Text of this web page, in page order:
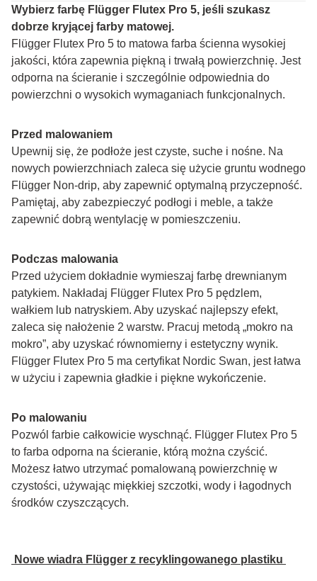
Wybierz farbę Flügger Flutex Pro 5, jeśli szukasz
dobrze kryjącej farby matowej.
Flügger Flutex Pro 5 to matowa farba ścienna wysokiej
jakości, która zapewnia piękną i trwałą powierzchnię. Jest
odporna na ścieranie i szczególnie odpowiednia do
powierzchni o wysokich wymaganiach funkcjonalnych.
Przed malowaniem
Upewnij się, że podłoże jest czyste, suche i nośne. Na
nowych powierzchniach zaleca się użycie gruntu wodnego
Flügger Non-drip, aby zapewnić optymalną przyczepność.
Pamiętaj, aby zabezpieczyć podłogi i meble, a także
zapewnić dobrą wentylację w pomieszczeniu.
Podczas malowania
Przed użyciem dokładnie wymieszaj farbę drewnianym
patykiem. Nakładaj Flügger Flutex Pro 5 pędzlem,
wałkiem lub natryskiem. Aby uzyskać najlepszy efekt,
zaleca się nałożenie 2 warstw. Pracuj metodą „mokro na
mokro”, aby uzyskać równomierny i estetyczny wynik.
Flügger Flutex Pro 5 ma certyfikat Nordic Swan, jest łatwa
w użyciu i zapewnia gładkie i piękne wykończenie.
Po malowaniu
Pozwól farbie całkowicie wyschnąć. Flügger Flutex Pro 5
to farba odporna na ścieranie, którą można czyścić.
Możesz łatwo utrzymać pomalowaną powierzchnię w
czystości, używając miękkiej szczotki, wody i łagodnych
środków czyszczących.
Nowe wiadra Flügger z recyklingowanego plastiku